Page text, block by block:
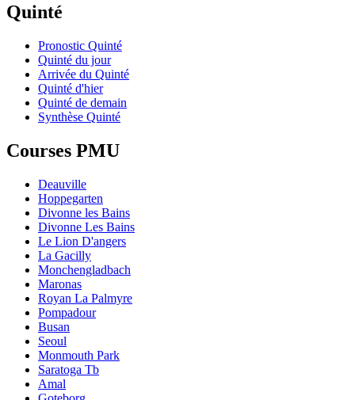
Quinté
Pronostic Quinté
Quinté du jour
Arrivée du Quinté
Quinté d'hier
Quinté de demain
Synthèse Quinté
Courses PMU
Deauville
Hoppegarten
Divonne les Bains
Divonne Les Bains
Le Lion D'angers
La Gacilly
Monchengladbach
Maronas
Royan La Palmyre
Pompadour
Busan
Seoul
Monmouth Park
Saratoga Tb
Amal